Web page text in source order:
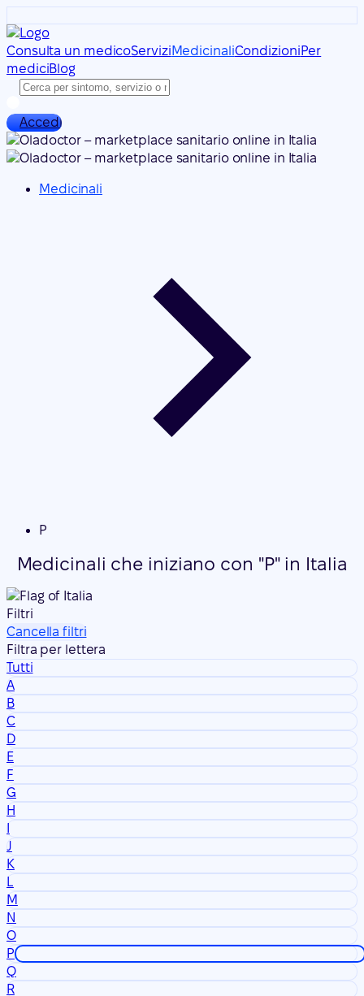
Consulta un medicoServiziMedicinaliCondizioniPer
mediciBlog
Accedi
Medicinali
P
Medicinali che iniziano con "P" in Italia
Filtri
Cancella filtri
Filtra per lettera
Tutti
A
B
C
D
E
F
G
H
I
J
K
L
M
N
O
P
Q
R